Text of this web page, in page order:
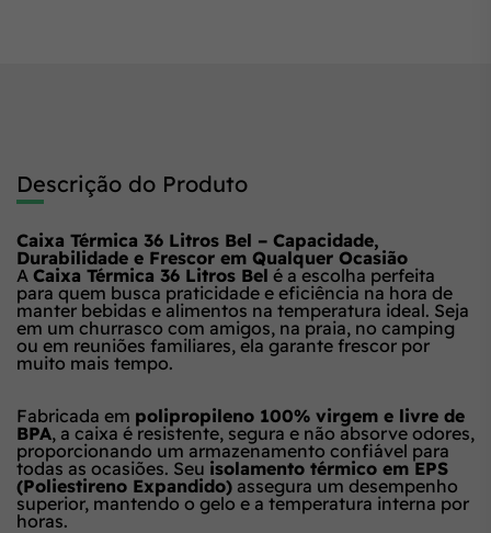
Descrição do Produto
Caixa Térmica 36 Litros Bel – Capacidade,
Durabilidade e Frescor em Qualquer Ocasião
A Caixa Térmica 36 Litros Bel é a escolha perfeita
para quem busca praticidade e eficiência na hora de
manter bebidas e alimentos na temperatura ideal. Seja
em um churrasco com amigos, na praia, no camping
ou em reuniões familiares, ela garante frescor por
muito mais tempo.
Fabricada em polipropileno 100% virgem e livre de
BPA, a caixa é resistente, segura e não absorve odores,
proporcionando um armazenamento confiável para
todas as ocasiões. Seu isolamento térmico em EPS
(Poliestireno Expandido) assegura um desempenho
superior, mantendo o gelo e a temperatura interna por
horas.